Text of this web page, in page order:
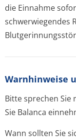
die Einnahme
schwerwiegendes
Warnhinweise
Bitte sprechen
Sie Balanca
Wann sollten Sie